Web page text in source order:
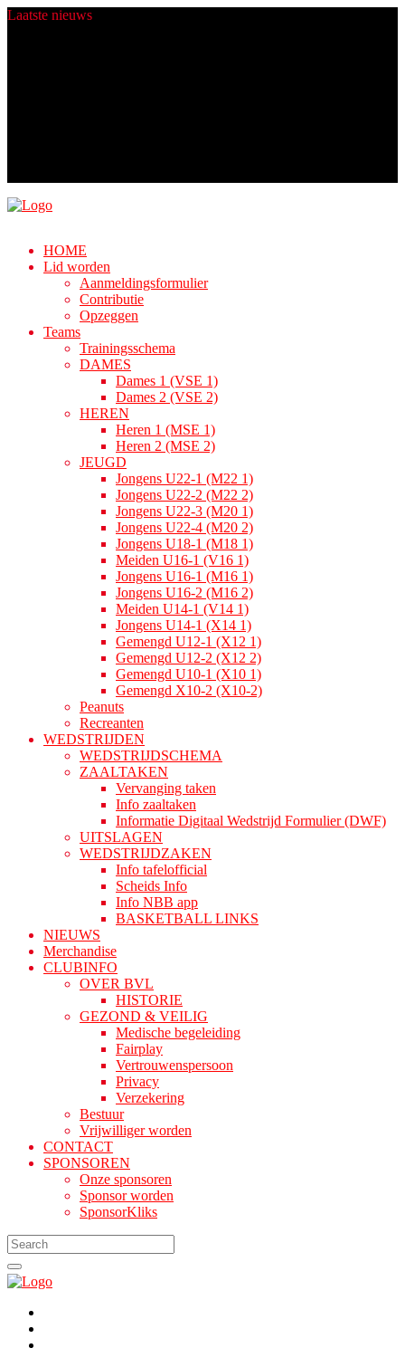
Laatste nieuws
HOME
Lid worden
Aanmeldingsformulier
Contributie
Opzeggen
Teams
Trainingsschema
DAMES
Dames 1 (VSE 1)
Dames 2 (VSE 2)
HEREN
Heren 1 (MSE 1)
Heren 2 (MSE 2)
JEUGD
Jongens U22-1 (M22 1)
Jongens U22-2 (M22 2)
Jongens U22-3 (M20 1)
Jongens U22-4 (M20 2)
Jongens U18-1 (M18 1)
Meiden U16-1 (V16 1)
Jongens U16-1 (M16 1)
Jongens U16-2 (M16 2)
Meiden U14-1 (V14 1)
Jongens U14-1 (X14 1)
Gemengd U12-1 (X12 1)
Gemengd U12-2 (X12 2)
Gemengd U10-1 (X10 1)
Gemengd X10-2 (X10-2)
Peanuts
Recreanten
WEDSTRIJDEN
WEDSTRIJDSCHEMA
ZAALTAKEN
Vervanging taken
Info zaaltaken
Informatie Digitaal Wedstrijd Formulier (DWF)
UITSLAGEN
WEDSTRIJDZAKEN
Info tafelofficial
Scheids Info
Info NBB app
BASKETBALL LINKS
NIEUWS
Merchandise
CLUBINFO
OVER BVL
HISTORIE
GEZOND & VEILIG
Medische begeleiding
Fairplay
Vertrouwenspersoon
Privacy
Verzekering
Bestuur
Vrijwilliger worden
CONTACT
SPONSOREN
Onze sponsoren
Sponsor worden
SponsorKliks